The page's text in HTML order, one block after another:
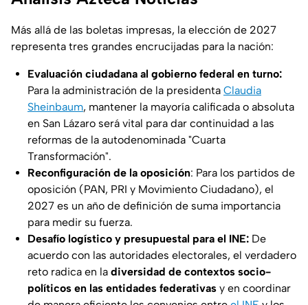
Más allá de las boletas impresas, la elección de 2027
representa tres grandes encrucijadas para la nación:
Evaluación ciudadana al gobierno federal en turno:
Para la administración de la presidenta Claudia
Sheinbaum, mantener la mayoría calificada o absoluta
en San Lázaro será vital para dar continuidad a las
reformas de la autodenominada "Cuarta
Transformación".
Reconfiguración de la oposición: Para los partidos de
oposición (PAN, PRI y Movimiento Ciudadano), el
2027 es un año de definición de suma importancia
para medir su fuerza.
Desafío logístico y presupuestal para el INE: De
acuerdo con las autoridades electorales, el verdadero
reto radica en la diversidad de contextos socio-
políticos en las entidades federativas y en coordinar